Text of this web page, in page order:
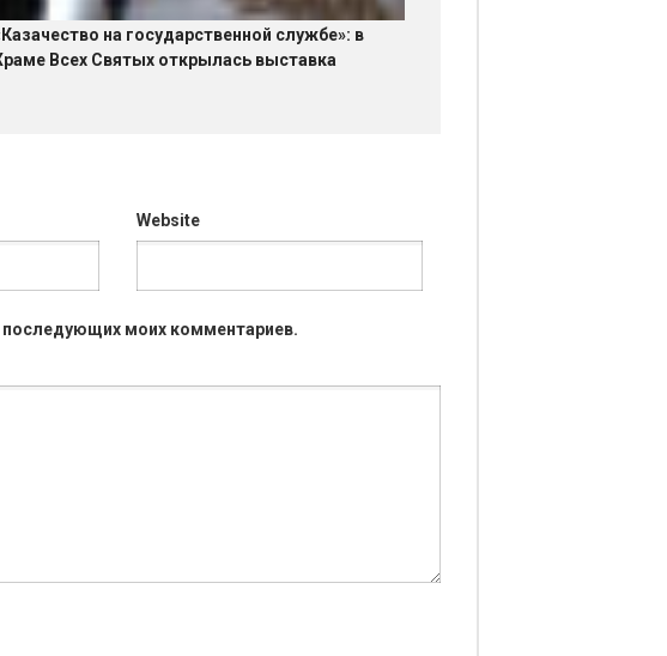
на государственной службе»: в
Всех Святых открылась выставка
Website
последующих моих комментариев.